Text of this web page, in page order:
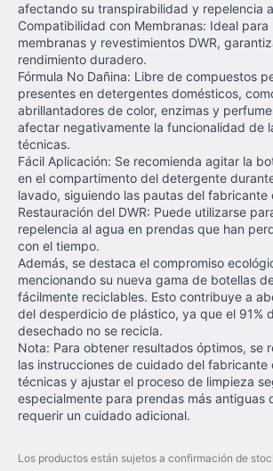
afectando su transpirabilidad y repelencia
Compatibilidad con Membranas: Ideal para
membranas y revestimientos DWR,
rendimiento duradero.
Fórmula No Dañina: Libre de compuestos
presentes en detergentes domésticos,
abrillantadores de color, enzimas y
afectar negativamente la funcionalidad de
técnicas.
Fácil Aplicación: Se recomienda agitar la
en el compartimento del detergente
lavado, siguiendo las pautas del fabricante
Restauración del DWR: Puede utilizarse
repelencia al agua en prendas que han
con el tiempo.
Además, se destaca el compromiso
mencionando su nueva gama de botellas
fácilmente reciclables. Esto contribuye a
del desperdicio de plástico, ya que el 91%
desechado no se recicla.
Nota: Para obtener resultados óptimos, se
las instrucciones de cuidado del fabricante
técnicas y ajustar el proceso de limpieza
especialmente para prendas más antiguas
requerir un cuidado adicional.
Los productos están sujetos a confirmación de